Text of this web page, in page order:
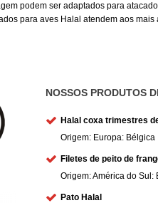
podem ser adaptados para
para aves Halal atendem aos
NOSSOS PRODUTOS
Halal coxa trimestres
Origem: Europa: Bélgica
Filetes de peito de
Origem: América do Sul:
Pato Halal